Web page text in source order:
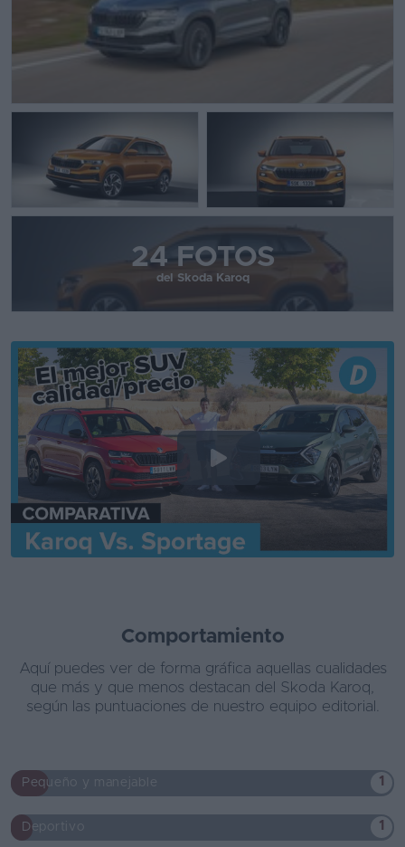
24 FOTOS
del Skoda Karoq
Comportamiento
Aquí puedes ver de forma gráfica aquellas cualidades
que más y que menos destacan del Skoda Karoq,
según las puntuaciones de nuestro equipo editorial.
Pequeño y manejable 1
Deportivo 1